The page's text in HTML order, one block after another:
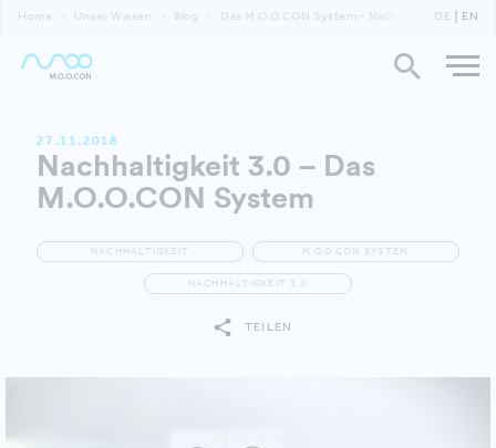
Home Unser Wissen Blog Das M.O.O.CON System - Nachhaltigkeit 3.0
DE EN
27.11.2018
Nachhaltigkeit 3.0 – Das
M.O.O.CON System
NACHHALTIGKEIT M.O.O.CON SYSTEM
NACHHALTIGKEIT 3.0
TEILEN